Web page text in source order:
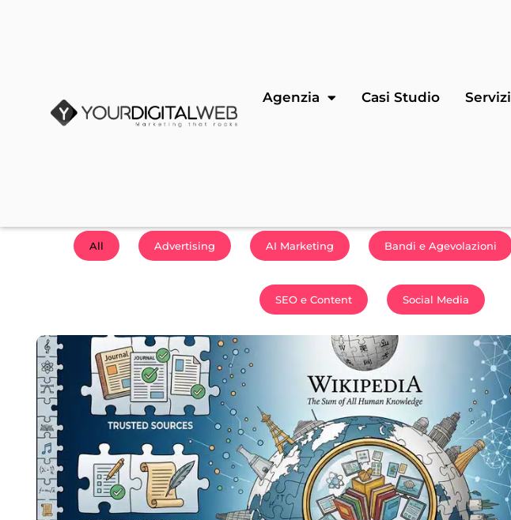
Agenzia Casi Studio Servizi
All Advertising AI Marketing Bandi e Agevolazioni
SEO e Content Social Media